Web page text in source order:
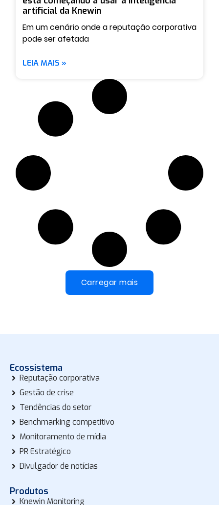
artificial da Knewin
Em um cenário onde a reputação corporativa
pode ser afetada
LEIA MAIS »
Carregar mais
Ecossistema
Reputação corporativa
Gestão de crise
Tendências do setor
Benchmarking competitivo
Monitoramento de mídia
PR Estratégico
Divulgador de notícias
Produtos
Knewin Monitoring